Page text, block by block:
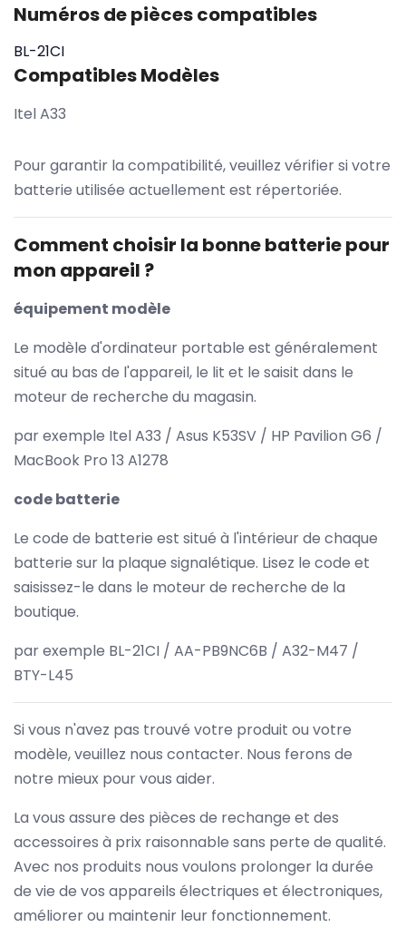
Numéros de pièces compatibles
BL-21CI
Compatibles Modèles
Itel A33
Pour garantir la compatibilité, veuillez vérifier si votre
batterie utilisée actuellement est répertoriée.
Comment choisir la bonne batterie pour
mon appareil ?
équipement modèle
Le modèle d'ordinateur portable est généralement
situé au bas de l'appareil, le lit et le saisit dans le
moteur de recherche du magasin.
par exemple Itel A33 / Asus K53SV / HP Pavilion G6 /
MacBook Pro 13 A1278
code batterie
Le code de batterie est situé à l'intérieur de chaque
batterie sur la plaque signalétique. Lisez le code et
saisissez-le dans le moteur de recherche de la
boutique.
par exemple BL-21CI / AA-PB9NC6B / A32-M47 /
BTY-L45
Si vous n'avez pas trouvé votre produit ou votre
modèle, veuillez nous contacter. Nous ferons de
notre mieux pour vous aider.
La vous assure des pièces de rechange et des
accessoires à prix raisonnable sans perte de qualité.
Avec nos produits nous voulons prolonger la durée
de vie de vos appareils électriques et électroniques,
améliorer ou maintenir leur fonctionnement.